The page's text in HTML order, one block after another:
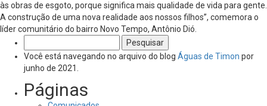
às obras de esgoto, porque significa mais qualidade de vida para gente.
A construção de uma nova realidade aos nossos filhos”, comemora o
líder comunitário do bairro Novo Tempo, Antônio Dió.
por:
Você está navegando no arquivo do blog Águas de Timon por
junho de 2021.
Páginas